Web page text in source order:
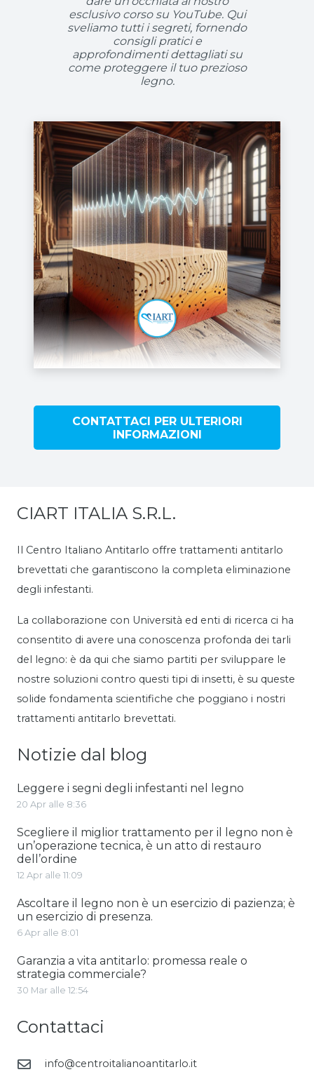
esclusivo corso su YouTube. Qui
sveliamo tutti i segreti, fornendo
consigli pratici e
approfondimenti dettagliati su
come proteggere il tuo prezioso
legno.
CONTATTACI PER ULTERIORI
INFORMAZIONI
CIART ITALIA S.R.L.
Il Centro Italiano Antitarlo offre trattamenti antitarlo
brevettati che garantiscono la completa eliminazione
degli infestanti.
La collaborazione con Università ed enti di ricerca ci ha
consentito di avere una conoscenza profonda dei tarli
del legno: è da qui che siamo partiti per sviluppare le
nostre soluzioni contro questi tipi di insetti, è su queste
solide fondamenta scientifiche che poggiano i nostri
trattamenti antitarlo brevettati.
Notizie dal blog
Leggere i segni degli infestanti nel legno
20 Apr alle 8:36
Scegliere il miglior trattamento per il legno non è
un’operazione tecnica, è un atto di restauro
dell’ordine
12 Apr alle 11:09
Ascoltare il legno non è un esercizio di pazienza; è
un esercizio di presenza.
6 Apr alle 8:01
Garanzia a vita antitarlo: promessa reale o
strategia commerciale?
30 Mar alle 12:54
Contattaci
info@centroitalianoantitarlo.it